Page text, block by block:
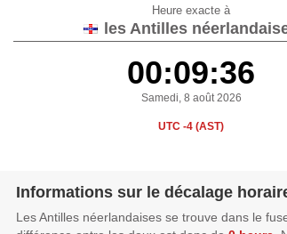
Heure exacte à
les Antilles
00:09:36
Samedi, 8 août 2026
UTC -4 (AST)
Informations sur le décalage
Les Antilles néerlandaises se trouve dans le